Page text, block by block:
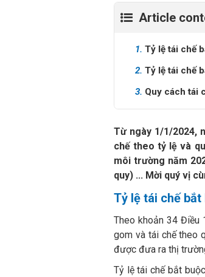
Article
1. Tỷ lệ tái chế
2. Tỷ lệ tái chế
3. Quy cách tái
Từ ngày 1/1/2024,
chế theo tỷ lệ và
môi trường năm
quy) ... Mời quý vị
Tỷ lệ tái chế bắt
Theo khoản 34
gom và tái chế theo
được đưa ra thị
Tỷ lệ tái chế bắt